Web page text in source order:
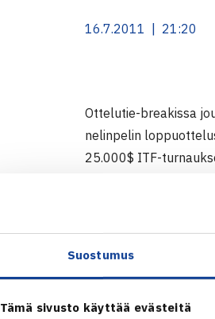
Suostumus
Tämä sivusto käyttää evästeitä
16.7.2011 | 21:20
Ottelutie-breakissa
nelinpelin
25.000$ ITF-
Loppuottelu: Julie